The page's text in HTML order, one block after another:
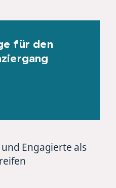
für den
Engagierte als